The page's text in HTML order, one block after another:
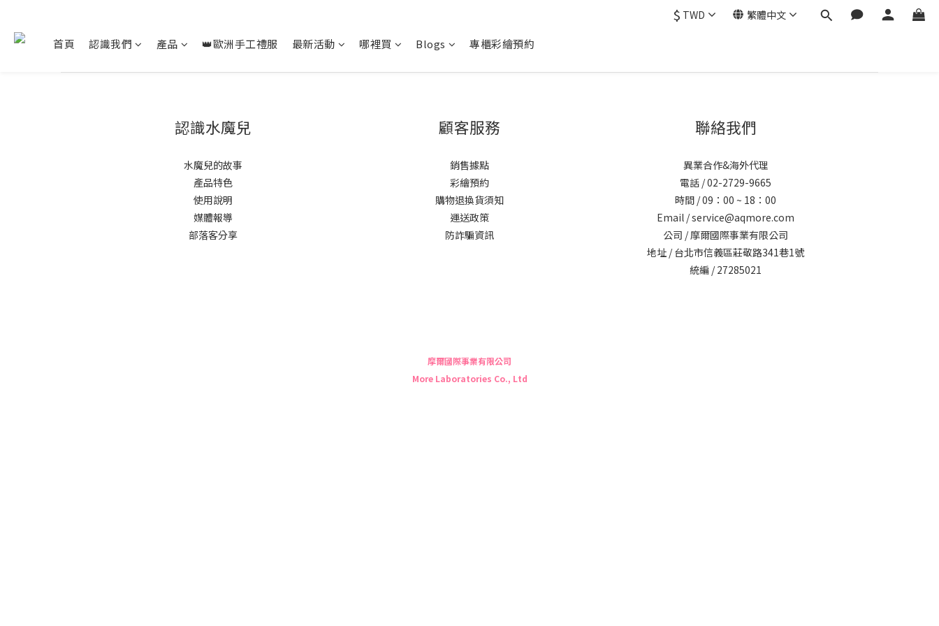
$ TWD 繁體中文
首頁 認識我們 產品 👑歐洲手工禮服 最新活動 哪裡買 Blogs 專櫃彩繪預約
認識水魔兒
水魔兒的故事
產品特色
使用說明
媒體報導
部落客分享
顧客服務
銷售據點
彩繪預約
購物退換貨須知
運送政策
防詐騙資訊
聯絡我們
異業合作&海外代理
電話 / 02-2729-9665
時間 / 09：00 ~ 18：00
Email / service@aqmore.com
公司 / 摩爾國際事業有限公司
地址 / 台北市信義區莊敬路341巷1號
統編 / 27285021
摩爾國際事業有限公司
More Laboratories Co., Ltd